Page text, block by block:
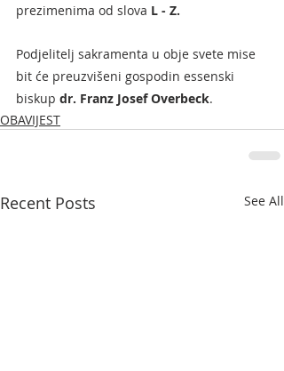
prezimenima od slova L - Z.
Podjelitelj sakramenta u obje svete mise
bit će preuzvišeni gospodin essenski
biskup dr. Franz Josef Overbeck.
OBAVIJEST
Recent Posts See All